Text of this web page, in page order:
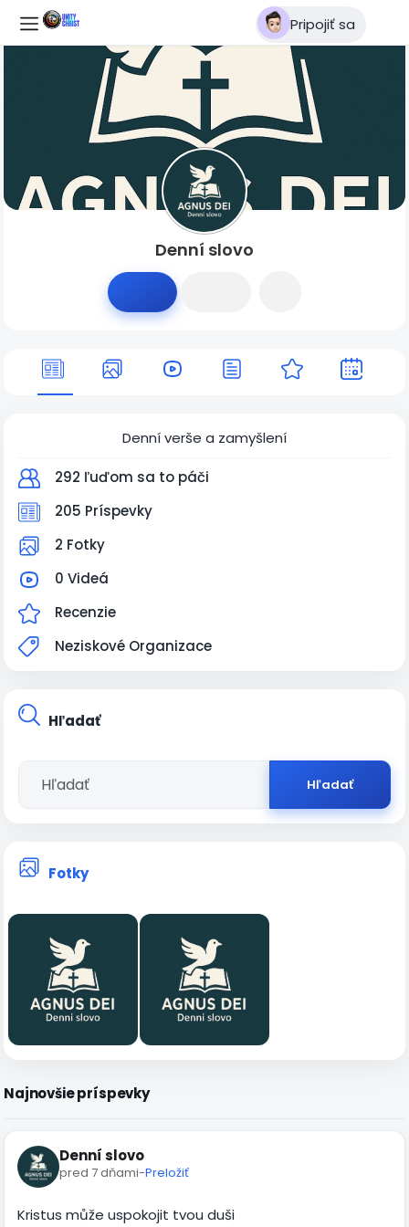
Pripojiť sa
Denní slovo
Denní verše a zamyšlení
292 ľuďom sa to páči
205 Príspevky
2 Fotky
0 Videá
Recenzie
Neziskové Organizace
Hľadať
Hľadať
Fotky
Najnovšie príspevky
Denní slovo
pred 7 dňami-Preložiť
Kristus může uspokojit tvou duši